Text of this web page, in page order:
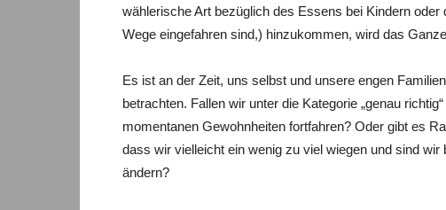
wählerische Art bezüglich des Essens bei Kindern
Wege eingefahren sind,) hinzukommen, wird das
Es ist an der Zeit, uns selbst und unsere engen
betrachten. Fallen wir unter die Kategorie „genau
momentanen Gewohnheiten fortfahren? Oder gibt es
dass wir vielleicht ein wenig zu viel wiegen und sind
ändern?